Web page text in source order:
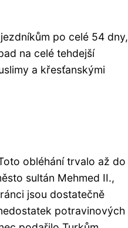
po celé 54 dny,
na celé tehdejší
a křesťanskými
obléhání trvalo až do
sultán Mehmed II.,
jsou dostatečně
potravinových